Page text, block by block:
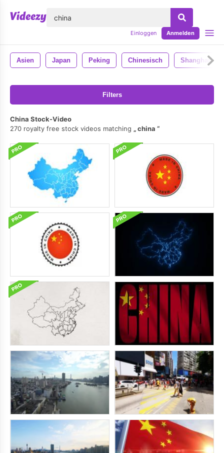
Einloggen Anmelden
Asien Japan Peking Chinesisch Shanghai
Filters
China Stock-Video
270 royalty free stock videos matching
china